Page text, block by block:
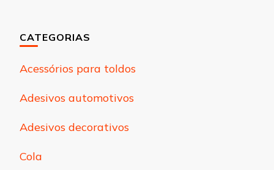
CATEGORIAS
Acessórios para toldos
Adesivos automotivos
Adesivos decorativos
Cola